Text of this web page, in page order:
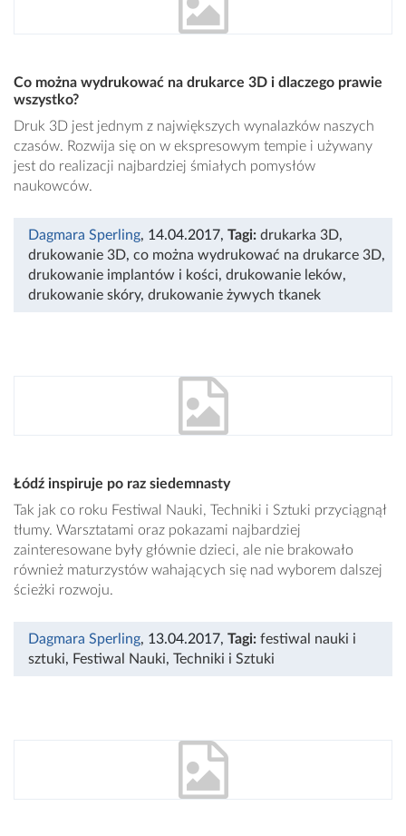
Co można wydrukować na drukarce 3D i dlaczego prawie
wszystko?
Druk 3D jest jednym z największych wynalazków naszych
czasów. Rozwija się on w ekspresowym tempie i używany
jest do realizacji najbardziej śmiałych pomysłów
naukowców.
Dagmara Sperling, 14.04.2017, Tagi: drukarka 3D,
drukowanie 3D, co można wydrukować na drukarce 3D,
drukowanie implantów i kości, drukowanie leków,
drukowanie skóry, drukowanie żywych tkanek
Łódź inspiruje po raz siedemnasty
Tak jak co roku Festiwal Nauki, Techniki i Sztuki przyciągnął
tłumy. Warsztatami oraz pokazami najbardziej
zainteresowane były głównie dzieci, ale nie brakowało
również maturzystów wahających się nad wyborem dalszej
ścieżki rozwoju.
Dagmara Sperling, 13.04.2017, Tagi: festiwal nauki i
sztuki, Festiwal Nauki, Techniki i Sztuki